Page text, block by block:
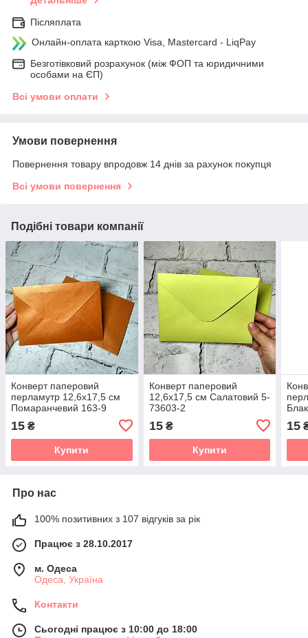
Післяплата
Онлайн-оплата карткою Visa, Mastercard - LiqPay
Безготівковий розрахунок (між ФОП та юридичними
особами на ЄП)
Всі умови оплати
Умови повернення
Повернення товару впродовж 14 днів за рахунок покупця
Всі умови повернення
Подібні товари компанії
Конверт паперовий
перламутр 12,6х17,5 см
Помаранчевий 163-9
15 ₴
Купити
Конверт паперовий
12,6х17,5 см Салатовий 5-
73603-2
15₴
Купити
15
Про нас
100% позитивних з 107 відгуків за рік
Працює з 28.10.2017
м. Одеса
Одеса, Україна
Контакти
Сьогодні працює з 10:00 до 18:00